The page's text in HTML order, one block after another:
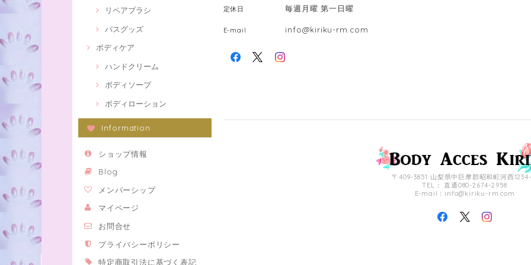
リペアブラシ
バスグッズ
ボディケア
ハンドクリーム
ボディソープ
ボディローション
Information
ショップ情報
Blog
メンバーシップ
マイページ
お問合せ
プライバシーポリシー
特定商取引法に基づく表記
定休日 毎週月曜 第一日曜
E-mail info@kiriku-rm.com
〒409-3851 山梨県中巨摩郡昭和町河西
TEL： 直通080-2674-2958
E-mail： info@kiriku-rm.com